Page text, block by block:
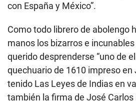
con España y México”.
Como todo librero de abolengo
manos los bizarros e
querido desprenderse “uno de
quechuario de 1610 impreso en
tenido Las Leyes de Indias en
también la firma de José